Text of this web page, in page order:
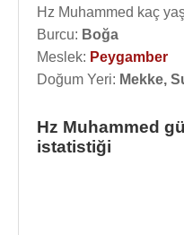
Hz Muhammed kaç
Burcu: Boğa
Meslek: Peygamber
Doğum Yeri: Mekke,
Hz Muhammed
istatistiği